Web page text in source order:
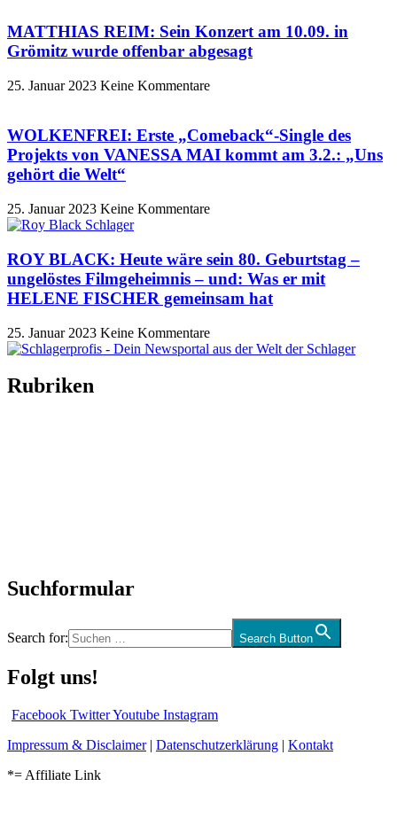
MATTHIAS REIM: Sein Konzert am 10.09. in
Grömitz wurde offenbar abgesagt
25. Januar 2023 Keine Kommentare
WOLKENFREI: Erste „Comeback“-Single des
Projekts von VANESSA MAI kommt am 3.2.: „Uns
gehört die Welt“
25. Januar 2023 Keine Kommentare
ROY BLACK: Heute wäre sein 80. Geburtstag –
ungelöstes Filmgeheimnis – und: Was er mit
HELENE FISCHER gemeinsam hat
25. Januar 2023 Keine Kommentare
Rubriken
Suchformular
Search for: Search Button
Folgt uns!
Facebook TwitterYoutube Instagram
Impressum & Disclaimer| Datenschutzerklärung | Kontakt
*= Affiliate Link